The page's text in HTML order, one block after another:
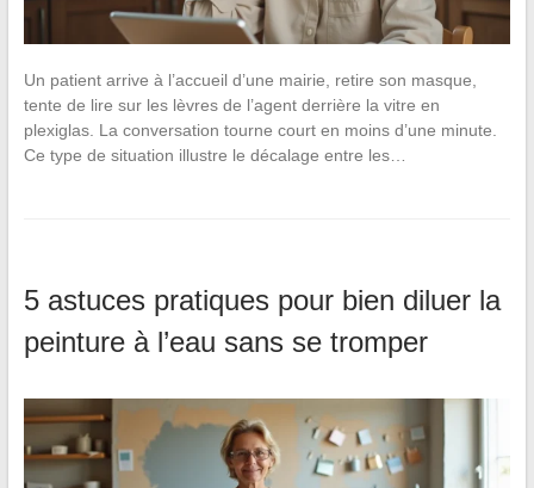
Un patient arrive à l’accueil d’une mairie, retire son masque,
tente de lire sur les lèvres de l’agent derrière la vitre en
plexiglas. La conversation tourne court en moins d’une minute.
Ce type de situation illustre le décalage entre les…
5 astuces pratiques pour bien diluer la
peinture à l’eau sans se tromper